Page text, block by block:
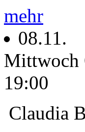
mehr
08.11.
Mittwoch
19:00
Claudia